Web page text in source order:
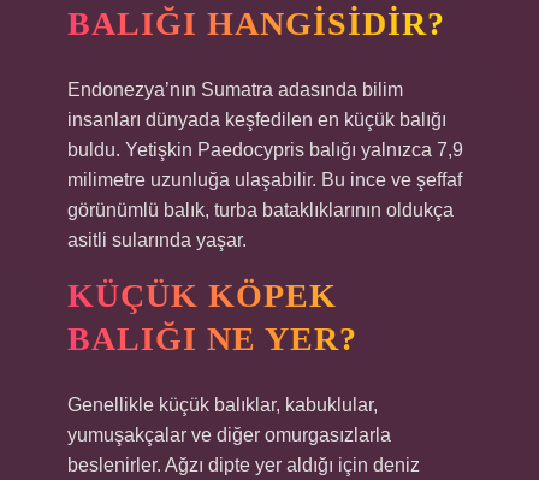
BALIĞI HANGISIDIR?
Endonezya’nın Sumatra adasında bilim
insanları dünyada keşfedilen en küçük balığı
buldu. Yetişkin Paedocypris balığı yalnızca 7,9
milimetre uzunluğa ulaşabilir. Bu ince ve şeffaf
görünümlü balık, turba bataklıklarının oldukça
asitli sularında yaşar.
KÜÇÜK KÖPEK
BALIĞI NE YER?
Genellikle küçük balıklar, kabuklular,
yumuşakçalar ve diğer omurgasızlarla
beslenirler. Ağzı dipte yer aldığı için deniz